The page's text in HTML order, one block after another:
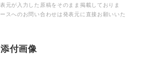
元が入力した原稿をそのまま掲載しておりま
スへのお問い合わせは発表元に直接お願いいた
付画像